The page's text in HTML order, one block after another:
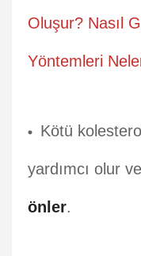
Oluşur? Nasıl
Yöntemleri
Kötü
yardımcı olur ve
önler.